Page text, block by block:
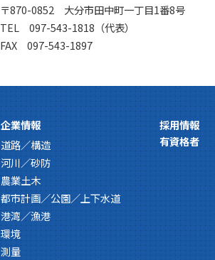
〒870-0852 大分市田中町一丁目1番8号
TEL 097-543-1818（代表）
FAX 097-543-1897
企業情報
道路／構造
河川／砂防
農業土木
都市計画／公園／上下水道
港湾／漁港
環境
測量
採用情報
有資格者